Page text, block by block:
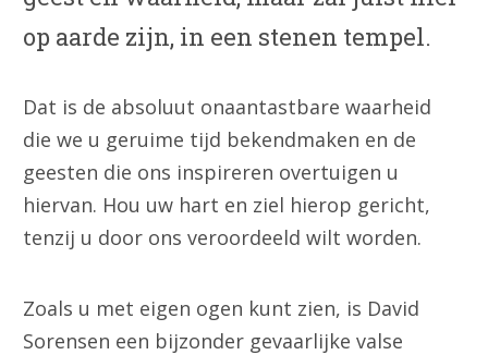
op aarde zijn, in een stenen tempel.
Dat is de absoluut onaantastbare waarheid
die we u geruime tijd bekendmaken en de
geesten die ons inspireren overtuigen u
hiervan. Hou uw hart en ziel hierop gericht,
tenzij u door ons veroordeeld wilt worden.
Zoals u met eigen ogen kunt zien, is David
Sorensen een bijzonder gevaarlijke valse